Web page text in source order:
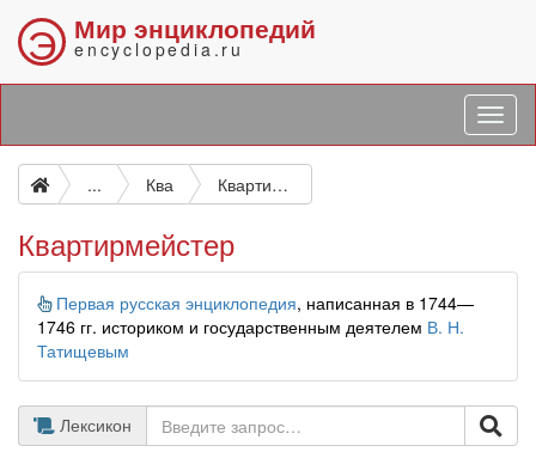
Э Мир энциклопедий
encyclopedia.ru
... Ква Квартирмейстер
Квартирмейстер
Информация
Первая русская энциклопедия, написанная в 1744—
1746 гг. историком и государственным деятелем В. Н.
Татищевым
Лексикон